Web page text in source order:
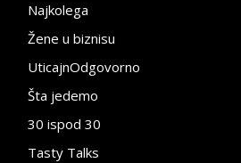
Najkolega
Žene u biznisu
UticajnOdgovorno
Šta jedemo
30 ispod 30
Tasty Talks